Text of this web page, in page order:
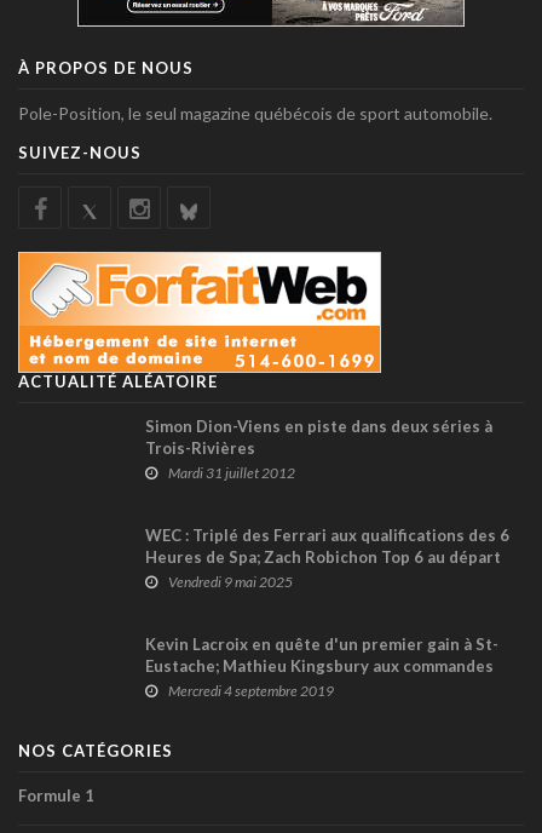
À PROPOS DE NOUS
Pole-Position, le seul magazine québécois de sport automobile.
SUIVEZ-NOUS
ACTUALITÉ ALÉATOIRE
Simon Dion-Viens en piste dans deux séries à
Trois-Rivières
Mardi 31 juillet 2012
WEC : Triplé des Ferrari aux qualifications des 6
Heures de Spa; Zach Robichon Top 6 au départ
en GT3
Vendredi 9 mai 2025
Kevin Lacroix en quête d'un premier gain à St-
Eustache; Mathieu Kingsbury aux commandes
d'une seconde voiture de son équipe
Mercredi 4 septembre 2019
NOS CATÉGORIES
Formule 1